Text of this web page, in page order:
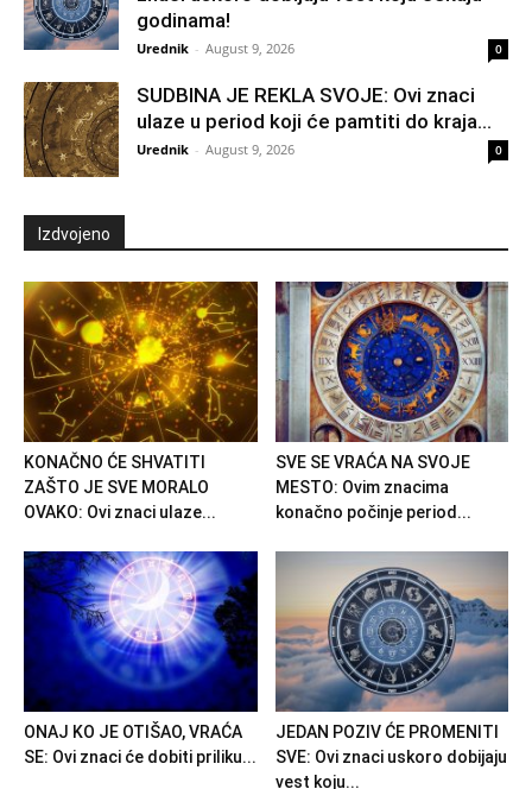
godinama!
Urednik - August 9, 2026 0
SUDBINA JE REKLA SVOJE: Ovi znaci
ulaze u period koji će pamtiti do kraja...
Urednik - August 9, 2026 0
Izdvojeno
KONAČNO ĆE SHVATITI
ZAŠTO JE SVE MORALO
OVAKO: Ovi znaci ulaze...
SVE SE VRAĆA NA SVOJE
MESTO: Ovim znacima
konačno počinje period...
ONAJ KO JE OTIŠAO, VRAĆA
SE: Ovi znaci će dobiti priliku...
JEDAN POZIV ĆE PROMENITI
SVE: Ovi znaci uskoro dobijaju
vest koju...